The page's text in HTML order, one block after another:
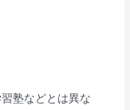
塾などとは異な